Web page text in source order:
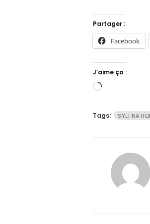
Partager :
Facebook
J’aime ça :
Tags: SYLI